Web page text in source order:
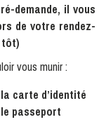
demande, il vous
de votre rendez-
tôt)
vous munir :
carte d’identité
passeport